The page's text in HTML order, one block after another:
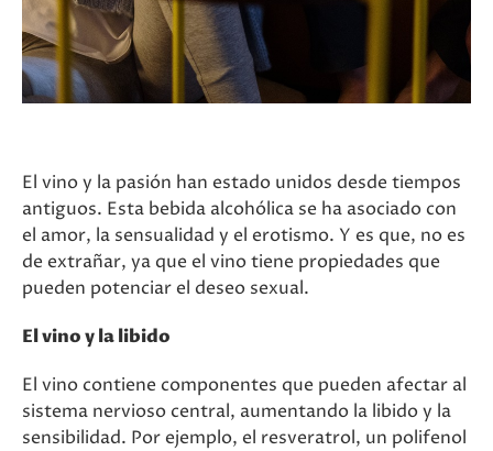
El vino y la pasión han estado unidos desde tiempos
antiguos. Esta bebida alcohólica se ha asociado con
el amor, la sensualidad y el erotismo. Y es que, no es
de extrañar, ya que el vino tiene propiedades que
pueden potenciar el deseo sexual.
El vino y la libido
El vino contiene componentes que pueden afectar al
sistema nervioso central, aumentando la libido y la
sensibilidad. Por ejemplo, el resveratrol, un polifenol